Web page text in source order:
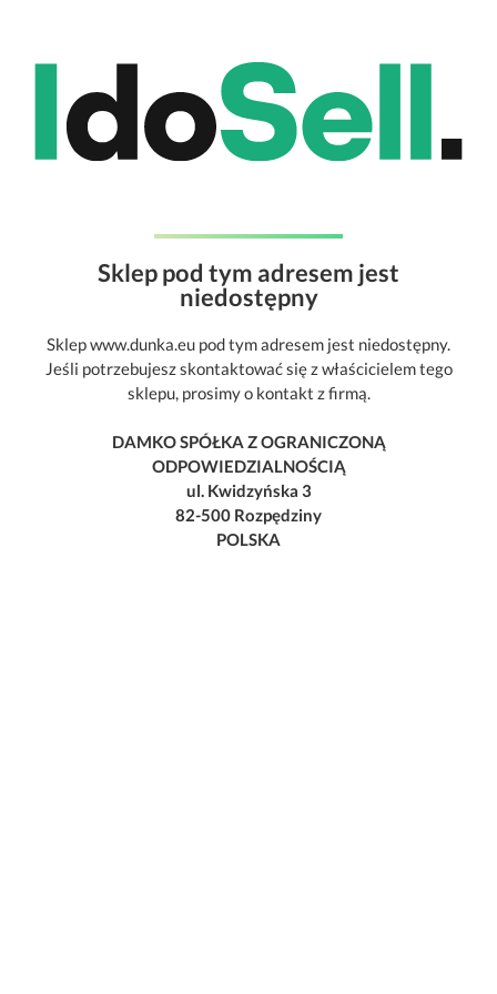
Sklep pod tym adresem jest
niedostępny
Sklep www.dunka.eu pod tym adresem jest niedostępny.
Jeśli potrzebujesz skontaktować się z właścicielem tego
sklepu, prosimy o kontakt z firmą.
DAMKO SPÓŁKA Z OGRANICZONĄ
ODPOWIEDZIALNOŚCIĄ
ul. Kwidzyńska 3
82-500 Rozpędziny
POLSKA